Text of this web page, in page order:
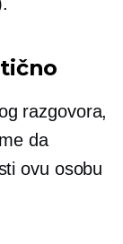
razgovora,
da
ovu osobu